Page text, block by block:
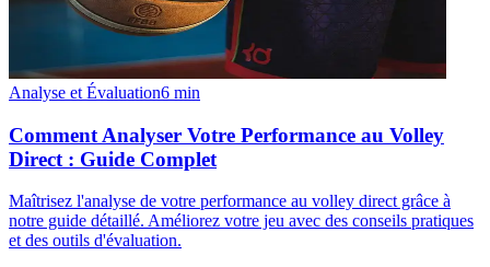
Analyse et Évaluation6 min
Comment Analyser Votre Performance au Volley
Direct : Guide Complet
Maîtrisez l'analyse de votre performance au volley direct grâce à
notre guide détaillé. Améliorez votre jeu avec des conseils pratiques
et des outils d'évaluation.